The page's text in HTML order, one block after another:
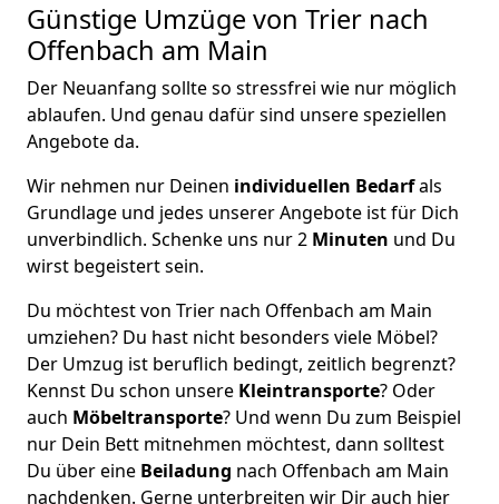
Günstige Umzüge von Trier nach
Offenbach am Main
Der Neuanfang sollte so stressfrei wie nur möglich
ablaufen. Und genau dafür sind unsere speziellen
Angebote da.
Wir nehmen nur Deinen individuellen Bedarfals
Grundlage und jedes unserer Angebote ist für Dich
unverbindlich. Schenke uns nur 2 Minuten und Du
wirst begeistert sein.
Du möchtest von Trier nach Offenbach am Main
umziehen? Du hast nicht besonders viele Möbel?
Der Umzug ist beruflich bedingt, zeitlich begrenzt?
Kennst Du schon unsere Kleintransporte? Oder
auch Möbeltransporte? Und wenn Du zum Beispiel
nur Dein Bett mitnehmen möchtest, dann solltest
Du über eine Beiladung nach Offenbach am Main
nachdenken. Gerne unterbreiten wir Dir auch hier